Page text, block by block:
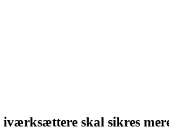
skal sikres